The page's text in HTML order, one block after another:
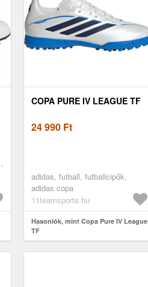
COPA PURE IV LEAGUE TF
24 990 Ft
adidas, futball, futballcipők,
adidas copa
11teamsports.hu
Hasonlók, mint Copa Pure IV League
TF